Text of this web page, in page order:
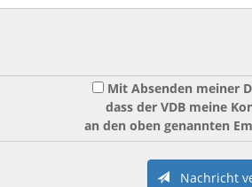
Mit Absenden meiner
dass der VDB meine
an den oben genannten
Nachricht